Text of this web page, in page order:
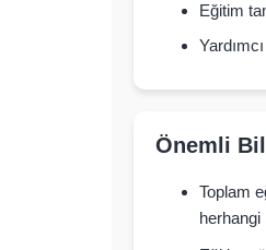
Eğitim
Önemli
Toplam
herhangi